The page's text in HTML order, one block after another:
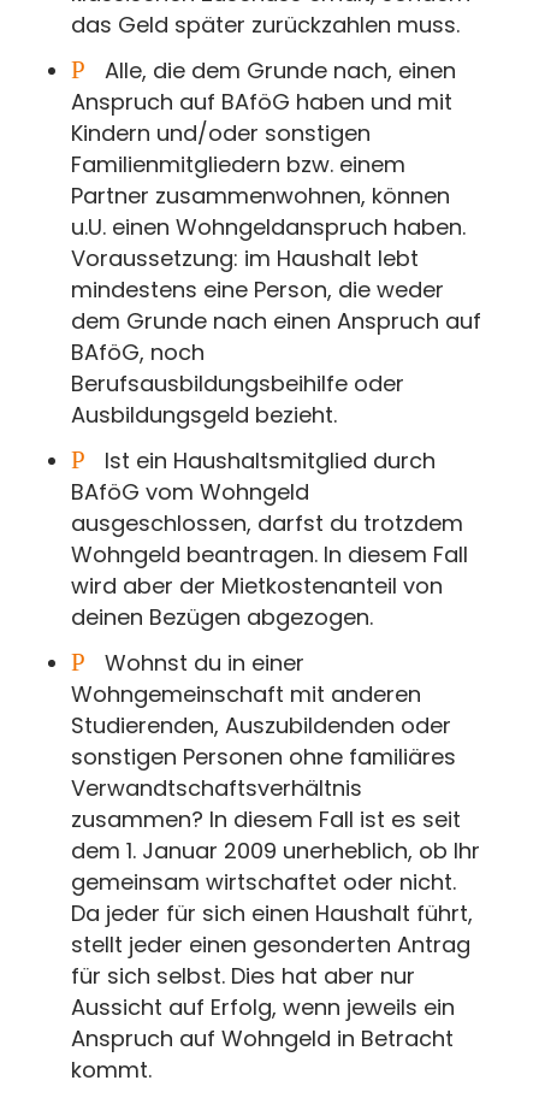
das Geld später zurückzahlen muss.
P
Alle, die dem Grunde nach, einen
Anspruch auf BAföG haben und mit
Kindern und/oder sonstigen
Familienmitgliedern bzw. einem
Partner zusammenwohnen, können
u.U. einen Wohngeldanspruch haben.
Voraussetzung: im Haushalt lebt
mindestens eine Person, die weder
dem Grunde nach einen Anspruch auf
BAföG, noch
Berufsausbildungsbeihilfe oder
Ausbildungsgeld bezieht.
P
Ist ein Haushaltsmitglied durch
BAföG vom Wohngeld
ausgeschlossen, darfst du trotzdem
Wohngeld beantragen. In diesem Fall
wird aber der Mietkostenanteil von
deinen Bezügen abgezogen.
P
Wohnst du in einer
Wohngemeinschaft mit anderen
Studierenden, Auszubildenden oder
sonstigen Personen ohne familiäres
Verwandtschaftsverhältnis
zusammen? In diesem Fall ist es seit
dem 1. Januar 2009 unerheblich, ob Ihr
gemeinsam wirtschaftet oder nicht.
Da jeder für sich einen Haushalt führt,
stellt jeder einen gesonderten Antrag
für sich selbst. Dies hat aber nur
Aussicht auf Erfolg, wenn jeweils ein
Anspruch auf Wohngeld in Betracht
kommt.